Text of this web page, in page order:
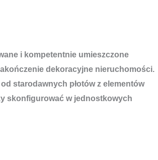
i kompetentnie umieszczone
dekoracyjne nieruchomości.
starodawnych płotów z elementów
skonfigurować w jednostkowych